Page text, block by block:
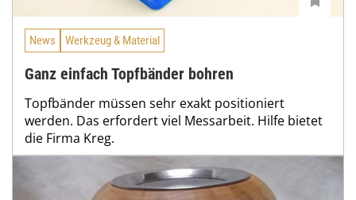
News Werkzeug & Material
Ganz einfach Topfbänder bohren
Topfbänder müssen sehr exakt positioniert
werden. Das erfordert viel Messarbeit. Hilfe bietet
die Firma Kreg.